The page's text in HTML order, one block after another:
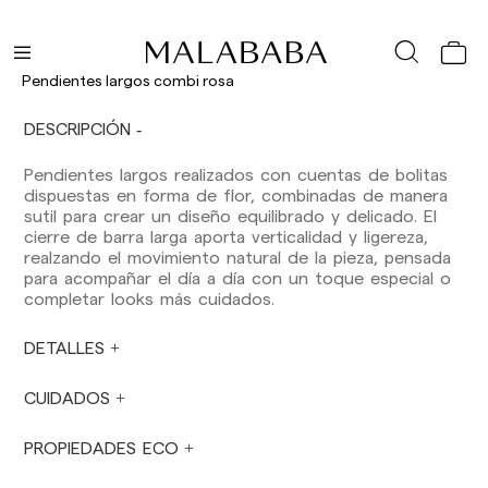
Pendientes largos combi rosa
DESCRIPCIÓN
Pendientes largos realizados con cuentas de bolitas
dispuestas en forma de flor, combinadas de manera
sutil para crear un diseño equilibrado y delicado. El
cierre de barra larga aporta verticalidad y ligereza,
realzando el movimiento natural de la pieza, pensada
para acompañar el día a día con un toque especial o
completar looks más cuidados.
DETALLES
CUIDADOS
PROPIEDADES ECO
Canarias, Ceuta y Melilla: 7-10 días laborables.
Excepto pre-orders.
Envíos a Europa: 3-5 días laborables. Excepto
pre-orders.
Envíos a USA: 5-7 días laborables
Envíos fuera de la Comunidad Europea: 10-13
días laborables. Excepto pre-orders.Por favor,
ten en cuenta que, si estás fuera de la Unión
Europea, deberás estar al tanto y hacerte
cargo de los impuestos de aduanas locales.
que el pago ha sido confirmado y en el
16:00 h. Los pedidos realizados fuera de ese
festivos.